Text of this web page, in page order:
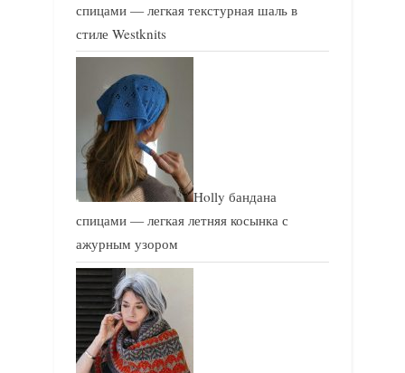
спицами — легкая текстурная шаль в
стиле Westknits
Holly бандана
спицами — легкая летняя косынка с
ажурным узором